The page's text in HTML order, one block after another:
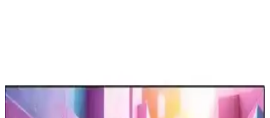
Bağlantısında Görüntü Çözünürlüğü Sorunları ve
Çözümleri